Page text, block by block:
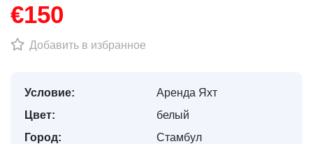
€150
Добавить в избранное
Условие:
Аренда Яхт
Цвет:
белый
Город:
Стамбул